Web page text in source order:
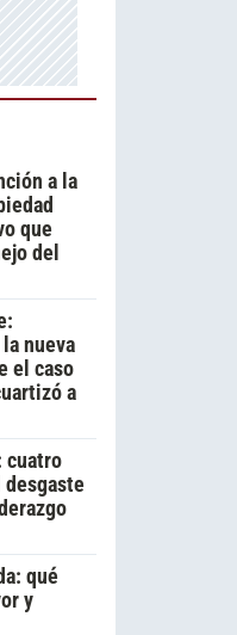
a la
que
del
nueva
el caso
a
cuatro
qué
y